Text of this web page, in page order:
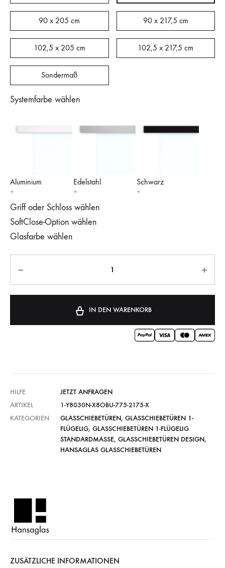
90 x 205 cm 90 x 217,5 cm
102,5 x 205 cm 102,5 x 217,5 cm
Sondermaß
Systemfarbe wählen
Aluminium Edelstahl Schwarz
Griff oder Schloss wählen
SoftClose-Option wählen
Glasfarbe wählen
IN DEN WARENKORB
HILFE
JETZT ANFRAGEN
ARTIKEL
1-Y8030N-X8OBU-775-2175-X
KATEGORIEN
GLASSCHIEBETÜREN, GLASSCHIEBETÜREN 1-
FLÜGELIG, GLASSCHIEBETÜREN 1-FLÜGELIG
STANDARDMASSE , GLASSCHIEBETÜREN DESIGN,
HANSAGLAS GLASSCHIEBETÜREN
ZUSÄTZLICHE INFORMATIONEN